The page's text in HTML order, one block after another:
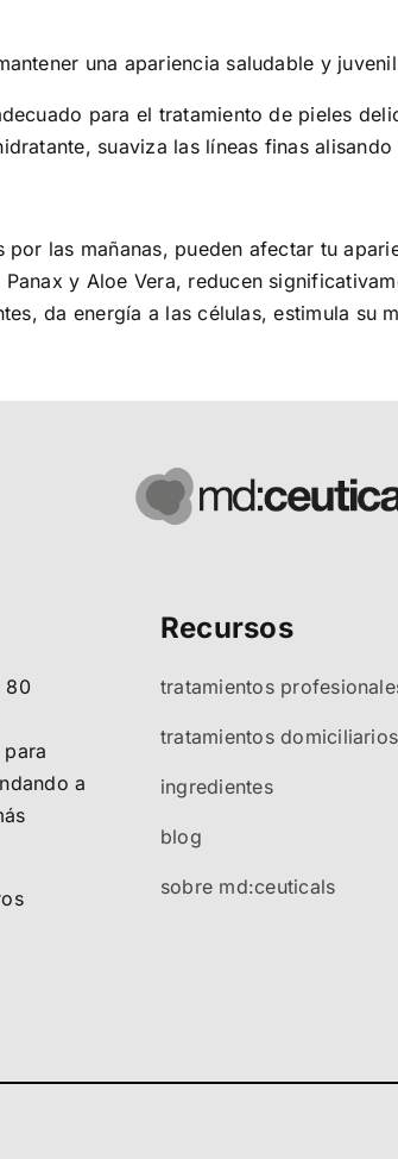
una apariencia saludable y
para el tratamiento de pieles
suaviza las líneas finas
las mañanas, pueden afectar tu
y Aloe Vera, reducen
da energía a las células, estimula su
80
a
Recursos
tratamientos
tratamientos domiciliarios
ingredientes
blog
sobre md:ceuticals